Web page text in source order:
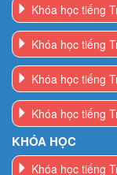
Khóa học tiếng
Khóa học tiếng
Khóa học tiếng
Khóa học tiếng
KHÓA HỌC
Khóa học tiếng